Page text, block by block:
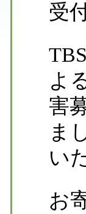
受
よ
害
ま
い
お